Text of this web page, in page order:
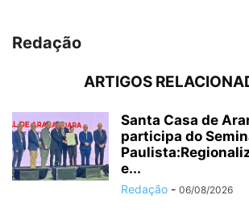
Redação
ARTIGOS
Santa Casa de
participa do
e...
Redação - 06/08/2026